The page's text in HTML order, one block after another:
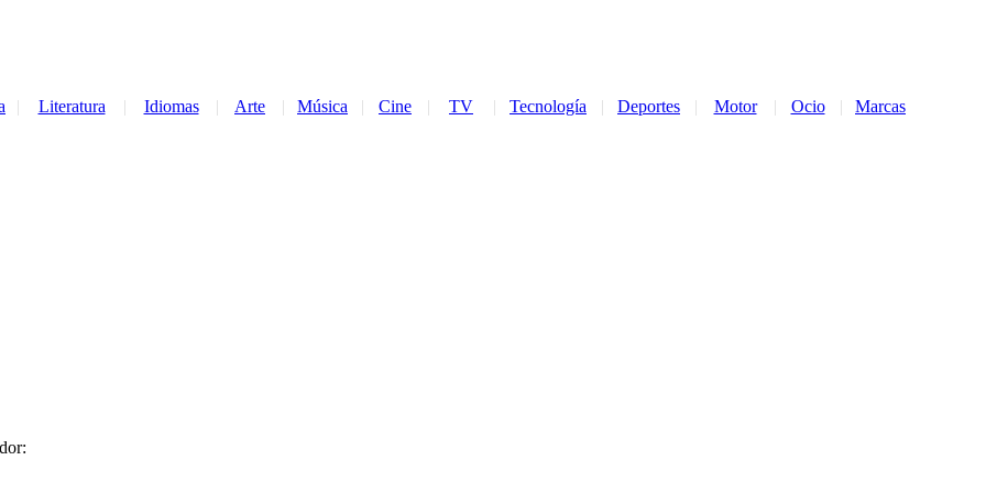
| Literatura | Idiomas | Arte | Música | Cine | TV | Tecnología | Deportes | Motor | Ocio |
Marcas